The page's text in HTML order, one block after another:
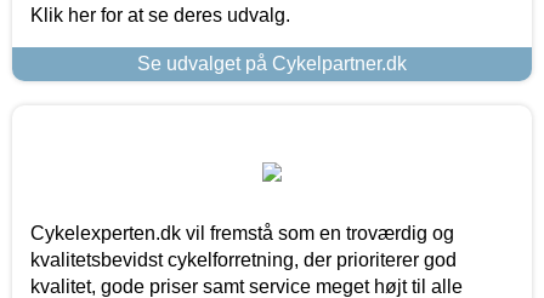
Klik her for at se deres udvalg.
Se udvalget på Cykelpartner.dk
Cykelexperten.dk vil fremstå som en troværdig og
kvalitetsbevidst cykelforretning, der prioriterer god
kvalitet, gode priser samt service meget højt til alle